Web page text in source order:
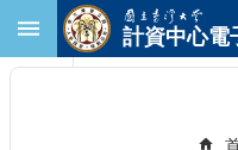
跳到主要內容區塊
計資中心電